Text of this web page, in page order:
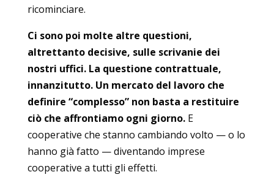
ricominciare.
Ci sono poi molte altre questioni,
altrettanto decisive, sulle scrivanie dei
nostri uffici. La questione contrattuale,
innanzitutto. Un mercato del lavoro che
definire “complesso” non basta a restituire
ciò che affrontiamo ogni giorno. E
cooperative che stanno cambiando volto — o lo
hanno già fatto — diventando imprese
cooperative a tutti gli effetti.